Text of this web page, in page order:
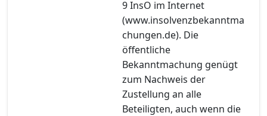
9 InsO im Internet
(www.insolvenzbekanntma
chungen.de). Die
öffentliche
Bekanntmachung genügt
zum Nachweis der
Zustellung an alle
Beteiligten, auch wenn die